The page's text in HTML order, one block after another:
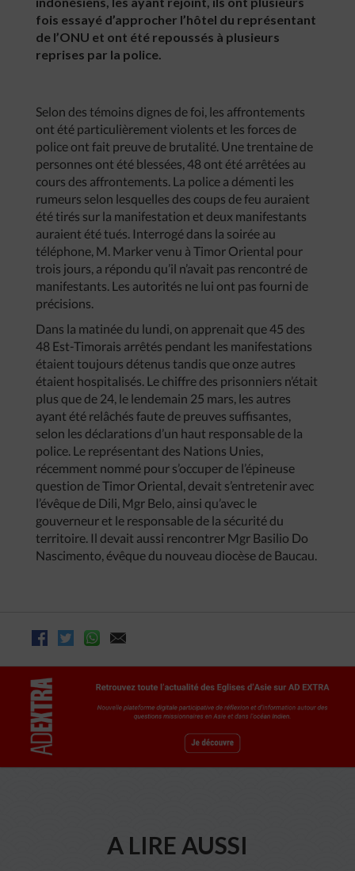
fois essayé d’approcher l’hôtel du représentant
de l’ONU et ont été repoussés à plusieurs
reprises par la police.
Selon des témoins dignes de foi, les affrontements
ont été particulièrement violents et les forces de
police ont fait preuve de brutalité. Une trentaine de
personnes ont été blessées, 48 ont été arrêtées au
cours des affrontements. La police a démenti les
rumeurs selon lesquelles des coups de feu auraient
été tirés sur la manifestation et deux manifestants
auraient été tués. Interrogé dans la soirée au
téléphone, M. Marker venu à Timor Oriental pour
trois jours, a répondu qu’il n’avait pas rencontré de
manifestants. Les autorités ne lui ont pas fourni de
précisions.
Dans la matinée du lundi, on apprenait que 45 des
48 Est-Timorais arrêtés pendant les manifestations
étaient toujours détenus tandis que onze autres
étaient hospitalisés. Le chiffre des prisonniers n’était
plus que de 24, le lendemain 25 mars, les autres
ayant été relâchés faute de preuves suffisantes,
selon les déclarations d’un haut responsable de la
police. Le représentant des Nations Unies,
récemment nommé pour s’occuper de l’épineuse
question de Timor Oriental, devait s’entretenir avec
l’évêque de Dili, Mgr Belo, ainsi qu’avec le
gouverneur et le responsable de la sécurité du
territoire. Il devait aussi rencontrer Mgr Basilio Do
Nascimento, évêque du nouveau diocèse de Baucau.
A LIRE AUSSI